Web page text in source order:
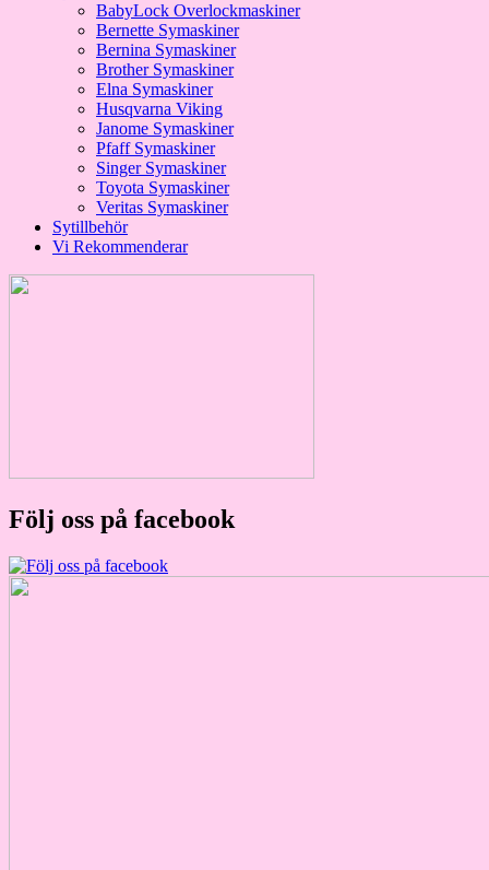
BabyLock Overlockmaskiner
Bernette Symaskiner
Bernina Symaskiner
Brother Symaskiner
Elna Symaskiner
Husqvarna Viking
Janome Symaskiner
Pfaff Symaskiner
Singer Symaskiner
Toyota Symaskiner
Veritas Symaskiner
Sytillbehör
Vi Rekommenderar
Följ oss på facebook